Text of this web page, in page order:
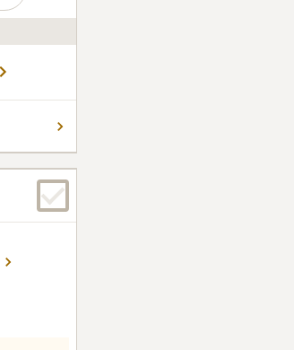
かに眠
ザイン
方でも
いすの
。近くに
場所に
が掃除
状態で
。